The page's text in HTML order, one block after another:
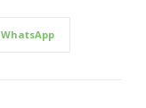
WhatsApp